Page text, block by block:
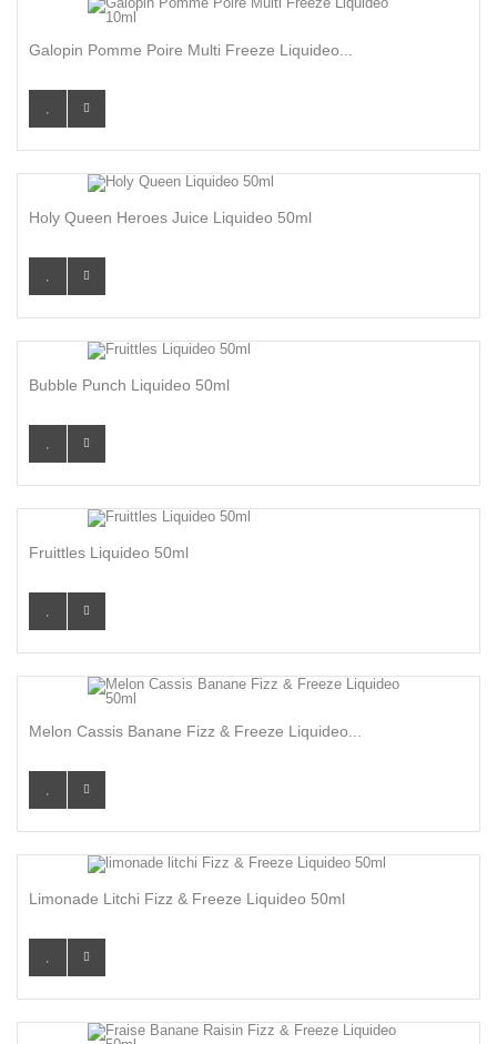
Galopin Pomme Poire Multi Freeze Liquideo...
Holy Queen Heroes Juice Liquideo 50ml
Bubble Punch Liquideo 50ml
Fruittles Liquideo 50ml
Melon Cassis Banane Fizz & Freeze Liquideo...
Limonade Litchi Fizz & Freeze Liquideo 50ml